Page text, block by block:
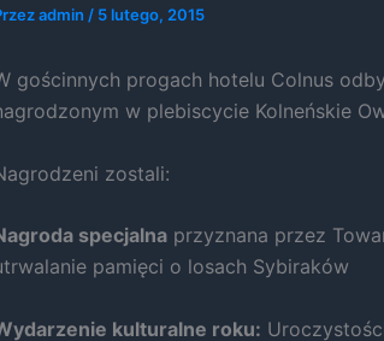
admin / 5 lutego, 2015
gościnnych progach hotelu Colnus
w plebiscycie Kolneńskie
zostali:
specjalnaprzyznana przez
pamięci o losach Sybiraków
kulturalne roku: